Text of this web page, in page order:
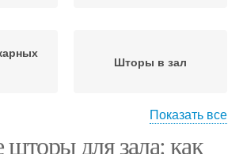
Шторы в зал
Показать все
для зала: как